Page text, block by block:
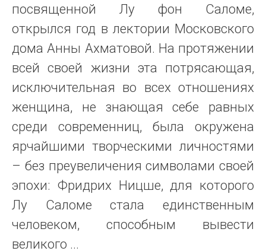
посвященной Лу фон Саломе,
открылся год в лектории Московского
дома Анны Ахматовой. На протяжении
всей своей жизни эта потрясающая,
исключительная во всех отношениях
женщина, не знающая себе равных
среди современниц, была окружена
ярчайшими творческими личностями
– без преувеличения символами своей
эпохи: Фридрих Ницше, для которого
Лу Саломе стала единственным
человеком, способным вывести
великого ...